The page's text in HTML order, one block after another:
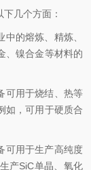
几个方面：
的熔炼、精炼、
、镍合金等材料的
用于烧结、热等
如，可用于硬质合
用于生产高纯度
产SiC单晶、氧化